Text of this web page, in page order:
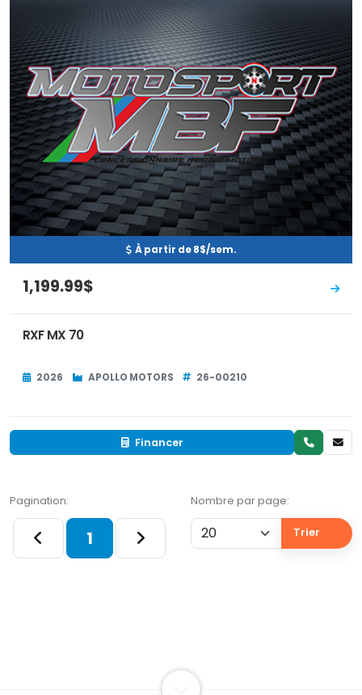
Neuf
À partir de 8$/sem.
1,199.99$
RXF MX 70
2026 APOLLO MOTORS 26-00210
Financer
Pagination:
1
Nombre par page:
Trier